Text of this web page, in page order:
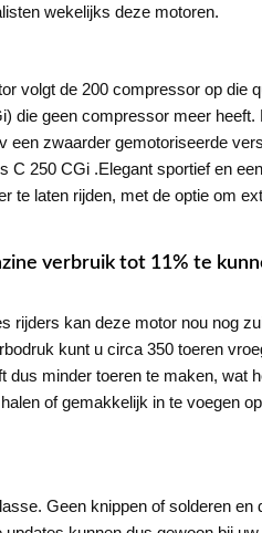
wekelijks deze motoren.
volgt de 200 compressor op die
die geen compressor meer heeft.
een zwaarder gemotoriseerde
C 250 CGi .Elegant sportief en
te laten rijden, met de optie om
verbruik tot 11% te
rijders kan deze motor nou nog
kunt u circa 350 toeren
minder toeren te maken, wat
of gemakkelijk in te voegen
Geen knippen of solderen en